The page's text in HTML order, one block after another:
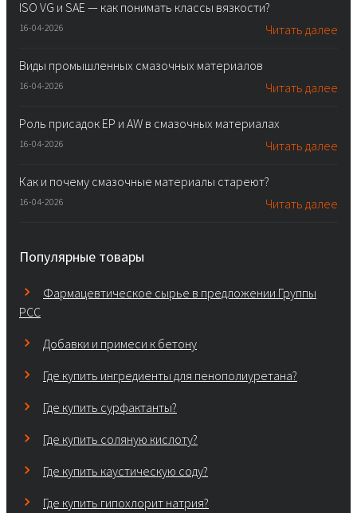
ISO VG и SAE — как понимать классы вязкости?
16-04-2026 Читать далее
Виды промышленных смазочных материалов
16-04-2026 Читать далее
Роль присадок EP и AW в смазочных материалах
16-04-2026 Читать далее
Как и почему смазочные материалы стареют?
16-04-2026 Читать далее
Популярные товары
Фармацевтическое сырье в предложении Группы
PCC
Добавки и примеси к бетону
Где купить ингредиенты для пенополиуретана?
Где купить сурфактанты?
Где купить соляную кислоту?
Где купить каустическую соду?
Где купить гипохлорит натрия?